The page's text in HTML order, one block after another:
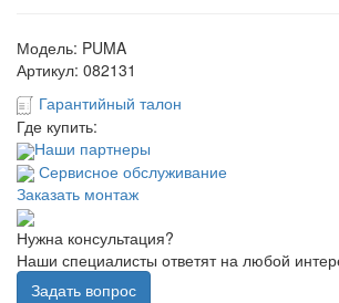
Модель: PUMA
Артикул: 082131
Гарантийный талон
Где купить:
Наши партнеры
Сервисное обслуживание
Заказать монтаж
Нужна консультация?
Наши специалисты ответят на любой
Задать вопрос